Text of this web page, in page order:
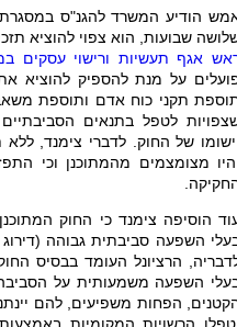
הודיע המשרד להגנ"ס
שבועות, הוא צפוי להוציא
אגף תעשיות ורישוי עסקים
על מנת להספיק להוציא
תקני כוח אדם ותוספת
לטפל בתנאים
של החוק. לדברי צימנד,
מצומצמים מהמתוכנן וכי
השפעה סביבתית גבוהה
הרציונל העומד בבסיס
השפעה משמעותית על
הפחות משפיעים, להם